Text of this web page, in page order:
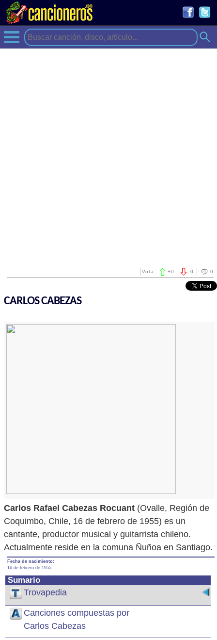
0
-0
Vota: +0
CARLOS CABEZAS
Carlos Rafael Cabezas Rocuant (Ovalle, Región de
Coquimbo, Chile, 16 de febrero de 1955) es un
cantante, productor musical y guitarrista chileno.
Actualmente reside en la comuna Ñuñoa en Santiago.
Fecha de nacimiento:
16 de febrero de 1955
Sumario
Trovapedia
Canciones compuestas por
Carlos Cabezas